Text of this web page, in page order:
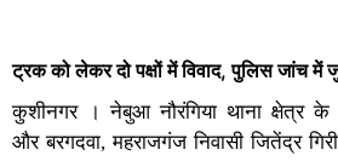
ट्रक को लेकर दो पक्षों में विवाद, पुलिस जांच में
कुशीनगर । नेबुआ नौरंगिया थाना क्षेत्र के
और बरगदवा, महराजगंज निवासी जितेंद्र